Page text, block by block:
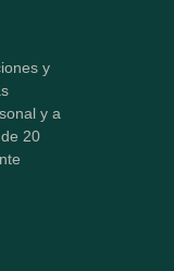
y
y a
20